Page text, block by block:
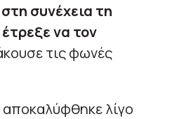
συνέχεια τη
να τον
τις φωνές
λίγο